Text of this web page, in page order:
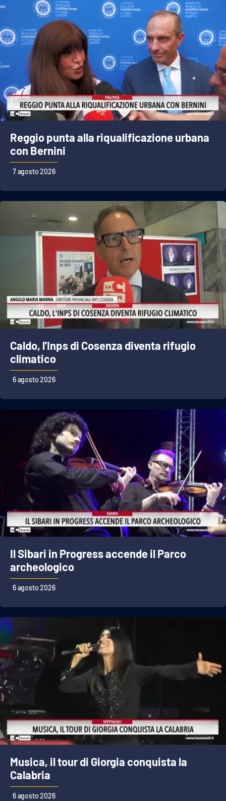
Reggio punta alla riqualificazione urbana
con Bernini
7 agosto 2026
Caldo, l'Inps di Cosenza diventa rifugio
climatico
6 agosto 2026
Il Sibari in Progress accende il Parco
archeologico
6 agosto 2026
Musica, il tour di Giorgia conquista la
Calabria
6 agosto 2026